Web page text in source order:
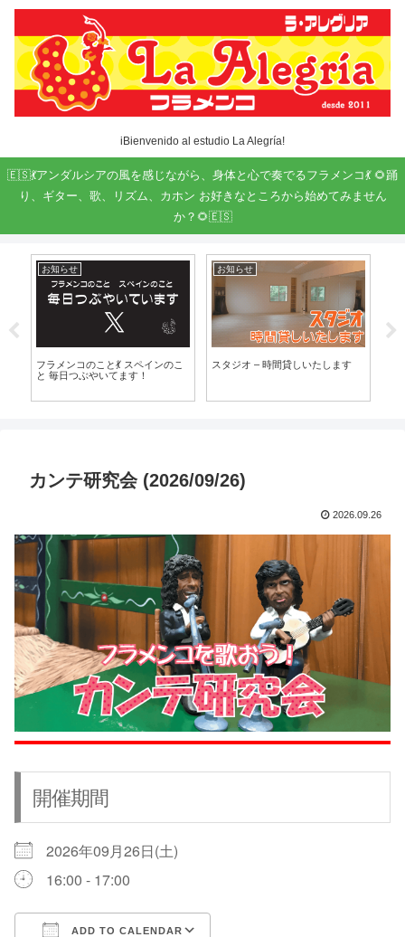
iBienvenido al estudio La Alegría!
🇪🇸💃アンダルシアの風を感じながら、身体と心で奏でるフラメンコ💃 🌻踊
り、ギター、歌、リズム、カホン お好きなところから始めてみません
か？🌻🇪🇸
お知らせ
フラメンコのこと💃 スペインのこ
と 毎日つぶやいてます！
お知らせ
スタジオ – 時間貸しいたします
カンテ研究会 (2026/09/26)
2026.09.26
開催期間
2026年09月26日(土)
16:00 - 17:00
ADD TO CALENDAR